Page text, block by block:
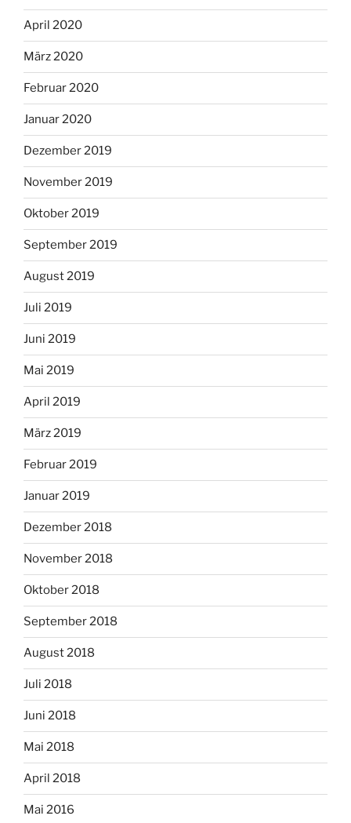
April 2020
März 2020
Februar 2020
Januar 2020
Dezember 2019
November 2019
Oktober 2019
September 2019
August 2019
Juli 2019
Juni 2019
Mai 2019
April 2019
März 2019
Februar 2019
Januar 2019
Dezember 2018
November 2018
Oktober 2018
September 2018
August 2018
Juli 2018
Juni 2018
Mai 2018
April 2018
Mai 2016